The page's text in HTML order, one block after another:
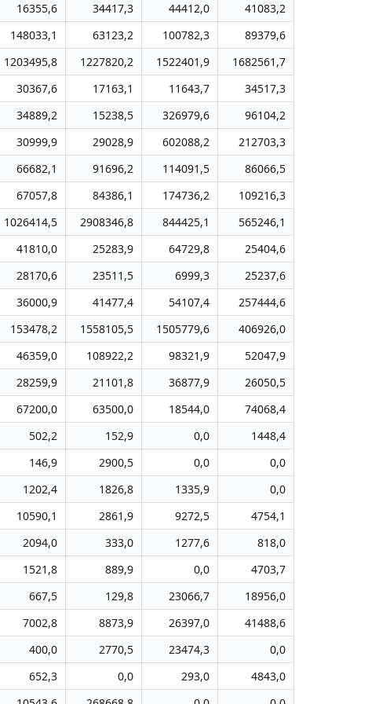
16355,6 34417,3 44412,0
41083,2
148033,1 63123,2 100782,3
89379,6
1203495,8 1227820,2 1522401,9
1682561,7
30367,6 17163,1 11643,7
34517,3
34889,2 15238,5 326979,6
96104,2
30999,9 29028,9 602088,2
212703,3
66682,1 91696,2 114091,5
86066,5
67057,8 84386,1 174736,2
109216,3
1026414,5 2908346,8 844425,1
565246,1
41810,0 25283,9 64729,8
25404,6
28170,6 23511,5 6999,3
25237,6
36000,9 41477,4 54107,4
257444,6
153478,2 1558105,5 1505779,6
406926,0
46359,0 108922,2 98321,9
52047,9
28259,9 21101,8 36877,9
26050,5
67200,0 63500,0 18544,0
74068,4
502,2 152,9 0,0
1448,4
146,9 2900,5 0,0
0,0
1202,4 1826,8 1335,9
0,0
10590,1 2861,9 9272,5
4754,1
2094,0 333,0 1277,6
818,0
1521,8 889,9 0,0
4703,7
667,5 129,8 23066,7
18956,0
7002,8 8873,9 26397,0
41488,6
400,0 2770,5 23474,3
0,0
652,3 0,0 293,0
4843,0